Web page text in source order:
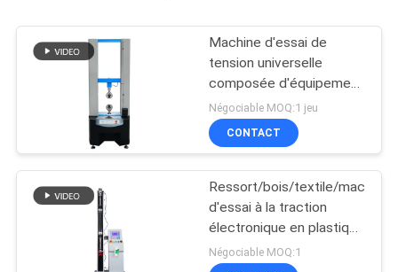
Machine d'essai de
tension universelle
composée d'équipement
d'essai d'adhérence
Négociable MOQ:1 jeu
CONTACT
Ressort/bois/textile/machine
d'essai à la traction
électronique en plastique
avec l'affichage
numérique
Négociable MOQ:1